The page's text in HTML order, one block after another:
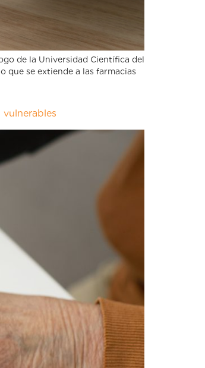
de la Universidad Científica del
que se extiende a las farmacias